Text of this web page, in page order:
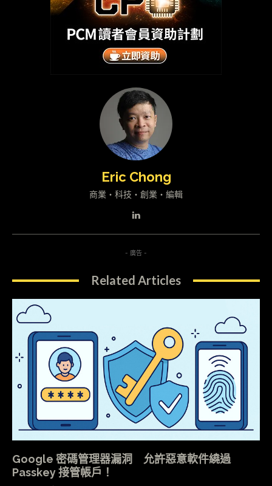
Eric Chong
商業・科技・創業・編輯
- 廣告 -
Related Articles
Google 密碼管理器漏洞 允許惡意軟件繞過
Passkey 接管帳戶！